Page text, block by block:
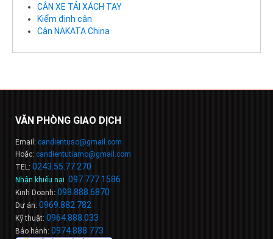
CÂN XE TẢI XÁCH TAY
Kiểm định cân
Cân NAKATA China
VĂN PHÒNG GIAO DỊCH
Email: candientuso@gmail.com
Hoặc: candientutiamo@gmail.com
TEL: 0243.55.77.270
Nhận khiếu nại 097.777.1586
Kinh Doanh: 098 888 6870
Dự án: 0969.882.782
Kỹ thuật: 0964.888.033
Bảo hành: 0974.888.773